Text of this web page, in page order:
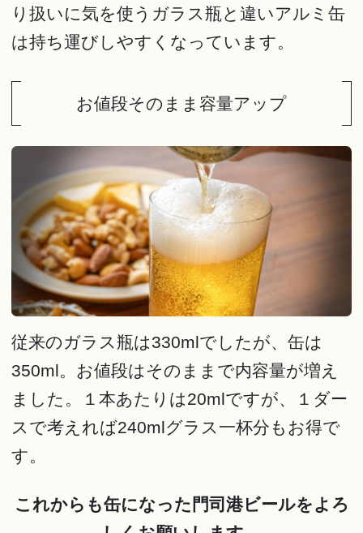
り扱いに気を使うガラス瓶と違いアルミ缶
は持ち運びしやすくなっています。
お値段そのまま容量アップ
従来のガラス瓶は330mlでしたが、缶は
350ml。お値段はそのままで内容量が増え
ました。１本あたりは20mlですが、１ダー
スで考えれば240mlグラス一杯分もお得で
す。
これからも缶になった門司港ビールをよろ